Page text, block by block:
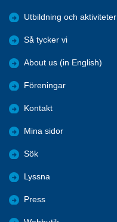
Utbildning och aktiviteter
Så tycker vi
About us (in English)
Föreningar
Kontakt
Mina sidor
Sök
Lyssna
Press